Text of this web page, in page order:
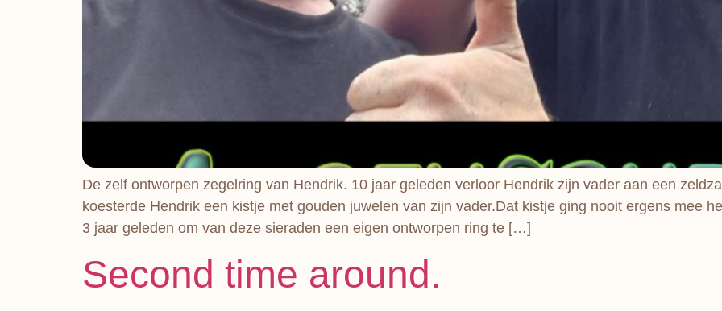
De zelf ontworpen zegelring van Hendrik. 10 jaar geleden verloor Hendrik zijn vader aan een
koesterde Hendrik een kistje met gouden juwelen van zijn vader.Dat kistje ging nooit ergens mee
3 jaar geleden om van deze sieraden een eigen ontworpen ring te […]
Second time around.